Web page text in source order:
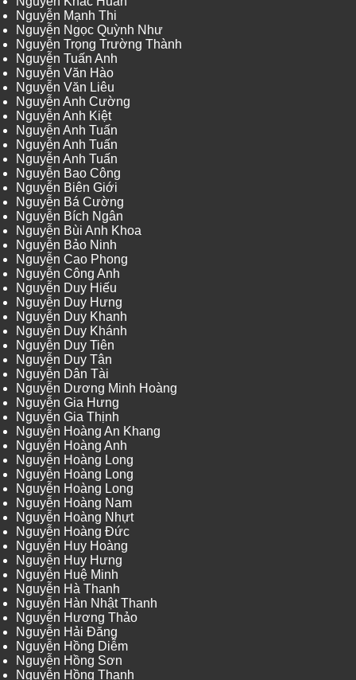
Nguyễn Mạnh Thi
Nguyễn Ngọc Quỳnh Như
Nguyễn Trọng Trường Thành
Nguyễn Tuấn Anh
Nguyễn Văn Hào
Nguyễn Văn Liêu
Nguyễn Anh Cường
Nguyễn Anh Kiệt
Nguyễn Anh Tuấn
Nguyễn Anh Tuấn
Nguyễn Anh Tuấn
Nguyễn Bao Công
Nguyễn Biên Giới
Nguyễn Bá Cường
Nguyễn Bích Ngân
Nguyễn Bùi Anh Khoa
Nguyễn Bảo Ninh
Nguyễn Cao Phong
Nguyễn Công Anh
Nguyễn Duy Hiếu
Nguyễn Duy Hưng
Nguyễn Duy Khanh
Nguyễn Duy Khánh
Nguyễn Duy Tiên
Nguyễn Duy Tân
Nguyễn Dân Tài
Nguyễn Dương Minh Hoàng
Nguyễn Gia Hưng
Nguyễn Gia Thịnh
Nguyễn Hoàng An Khang
Nguyễn Hoàng Anh
Nguyễn Hoàng Long
Nguyễn Hoàng Long
Nguyễn Hoàng Long
Nguyễn Hoàng Nam
Nguyễn Hoàng Nhựt
Nguyễn Hoàng Đức
Nguyễn Huy Hoàng
Nguyễn Huy Hưng
Nguyễn Huệ Minh
Nguyễn Hà Thanh
Nguyễn Hàn Nhật Thanh
Nguyễn Hương Thảo
Nguyễn Hải Đăng
Nguyễn Hồng Diễm
Nguyễn Hồng Sơn
Nguyễn Hồng Thanh